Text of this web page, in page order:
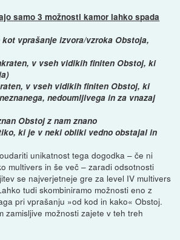
samo 3 možnosti kamor lahko spada
vprašanje izvora/vzroka Obstoja,
v vseh vidikih finiten Obstoj, ki
v vseh vidikih finiten Obstoj, ki
nedoumljivega in za vnazaj
Obstoj z nam znano
ki je v neki obliki vedno obstajal in
unikatnost tega dogodka – če ni
multivers in še več – zaradi odsotnosti
se najverjetneje gre za level IV multivers
tudi skombiniramo možnosti eno z
pri vprašanju »od kod in kako« Obstoj.
zamisljive možnosti zajete v teh treh